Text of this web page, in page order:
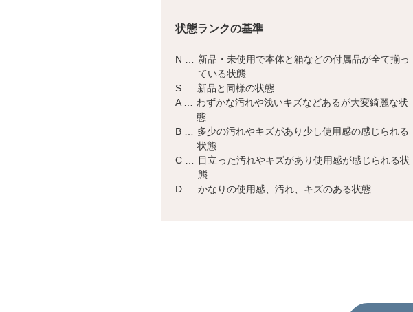
状態ランクの基準
N … 新品・未使用で本体と箱などの付属品が全て揃っ
ている状態
S … 新品と同様の状態
A … わずかな汚れや浅いキズなどあるが大変綺麗な状
態
B … 多少の汚れやキズがあり少し使用感の感じられる
状態
C … 目立った汚れやキズがあり使用感が感じられる状
態
D … かなりの使用感、汚れ、キズのある状態